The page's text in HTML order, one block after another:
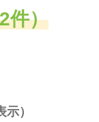
件）
）